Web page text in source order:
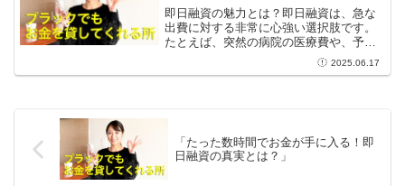
即日融資の魅力とは？即日融資は、急な
出費に対する非常に心強い選択肢です。
たとえば、突然の病院の医療費や、予期
せぬ車の修理代など、生活の中ではさま
ざまなシチュエーションが考えられま
2025.06.17
「たった数時間でお金が手に入る！即
日融資の真実とは？」